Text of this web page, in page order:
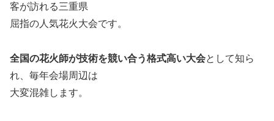
客が訪れる三重県
屈指の人気花火大会です。
全国の花火師が技術を競い合う格式高い大会として知ら
れ、毎年会場周辺は
大変混雑します。